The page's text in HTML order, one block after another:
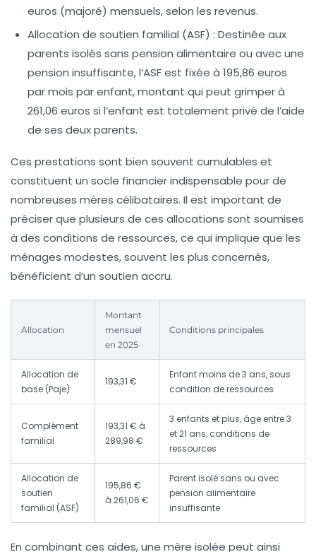
euros (majoré) mensuels, selon les revenus.
Allocation de soutien familial (ASF) : Destinée aux
parents isolés sans pension alimentaire ou avec une
pension insuffisante, l’ASF est fixée à 195,86 euros
par mois par enfant, montant qui peut grimper à
261,06 euros si l’enfant est totalement privé de l’aide
de ses deux parents.
Ces prestations sont bien souvent cumulables et
constituent un socle financier indispensable pour de
nombreuses mères célibataires. Il est important de
préciser que plusieurs de ces allocations sont soumises
à des conditions de ressources, ce qui implique que les
ménages modestes, souvent les plus concernés,
bénéficient d’un soutien accru.
Allocation
Montant
mensuel
en 2025
Conditions principales
Allocation de
base (Paje)
193,31 €
Enfant moins de 3 ans, sous
condition de ressources
Complément
familial
193,31 € à
289,98 €
3 enfants et plus, âge entre 3
et 21 ans, conditions de
ressources
Allocation de
soutien
familial (ASF)
195,86 €
à 261,06 €
Parent isolé sans ou avec
pension alimentaire
insuffisante
En combinant ces aides, une mère isolée peut ainsi